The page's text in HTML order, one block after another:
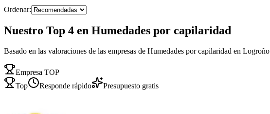
Ordenar:
Nuestro Top 4 en Humedades por capilaridad
Basado en las valoraciones de las empresas de Humedades por capilaridad en Logroño
Empresa TOP
Top
Responde rápido Presupuesto gratis